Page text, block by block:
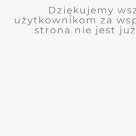
Dziękujemy
użytkownikom za
strona nie jest